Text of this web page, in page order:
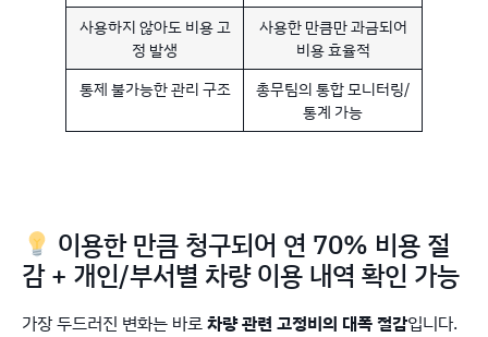
사용하지 않아도 비용 고
정 발생
사용한 만큼만 과금되어
비용 효율적
통제 불가능한 관리 구조
총무팀의 통합 모니터링/
통계 가능
이용한 만큼 청구되어 연 70% 비용 절
감 + 개인/부서별 차량 이용 내역 확인 가능
가장 두드러진 변화는 바로차량 관련 고정비의 대폭 절감입니다.